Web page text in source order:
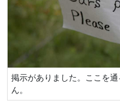
掲示がありました。ここを
ん。